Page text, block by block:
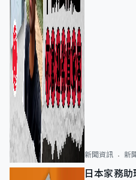
新聞資訊 新
日本家務